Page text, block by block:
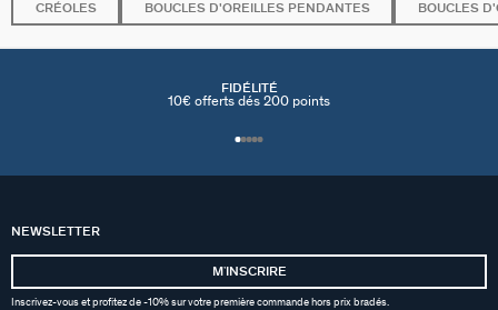
CRÉOLES BOUCLES D'OREILLES PENDANTES BOUCLES
FIDÉLITÉ
10€ offerts dés 200 points
NEWSLETTER
MʼINSCRIRE
Inscrivez-vous et profitez de -10% sur votre première commande hors prix bradés.